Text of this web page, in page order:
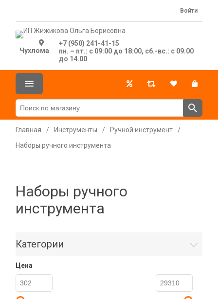
Чухлома
+7 (950) 241-41-15
пн. – пт.: с 09:00 до 18:00, сб.-вс.: с 09.00
до 14.00
Войти
Главная / Инструменты / Ручной инструмент
/
Наборы ручного инструмента
Наборы ручного
инструмента
Категории
Цена